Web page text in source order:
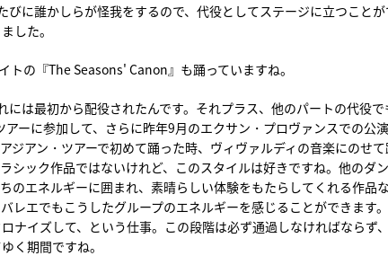
に誰かしらが怪我をするので、代役としてステージに立つことが
した。
の『The Seasons' Canon』も踊っていますね。
は最初から配役されたんです。それプラス、他のパートの代役で
ーに参加して、さらに昨年9月のエクサン・プロヴァンスでの公
ジアン・ツアーで初めて踊った時、ヴィヴァルディの音楽にのせて
シック作品ではないけれど、このスタイルは好きですね。他のダ
のエネルギーに囲まれ、素晴らしい体験をもたらしてくれる作品
レエでもこうしたグループのエネルギーを感じることができます
ナイズして、という仕事。この段階は必ず通過しなければならず
く期間ですね。